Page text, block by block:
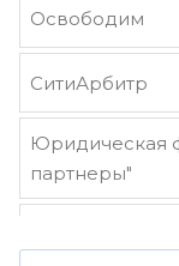
Освободим
СитиАрбитр
Юридическая
партнеры"